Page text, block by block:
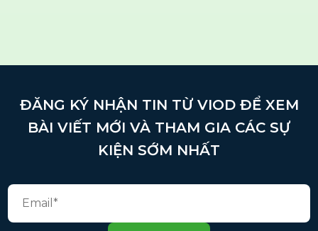
ĐĂNG KÝ NHẬN TIN TỪ VIOD ĐỂ XEM
BÀI VIẾT MỚI VÀ THAM GIA CÁC SỰ
KIỆN SỚM NHẤT